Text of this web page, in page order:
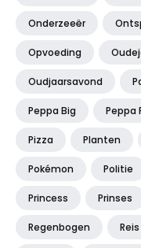
Onderzeeër
Opvoeding
Oudjaarsavond
Peppa Big Peppa
Pizza Planten
Pokémon Politie
Princess Prinses
Regenbogen Reis